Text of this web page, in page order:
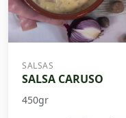
SALSAS
SALSA CARUSO
450gr